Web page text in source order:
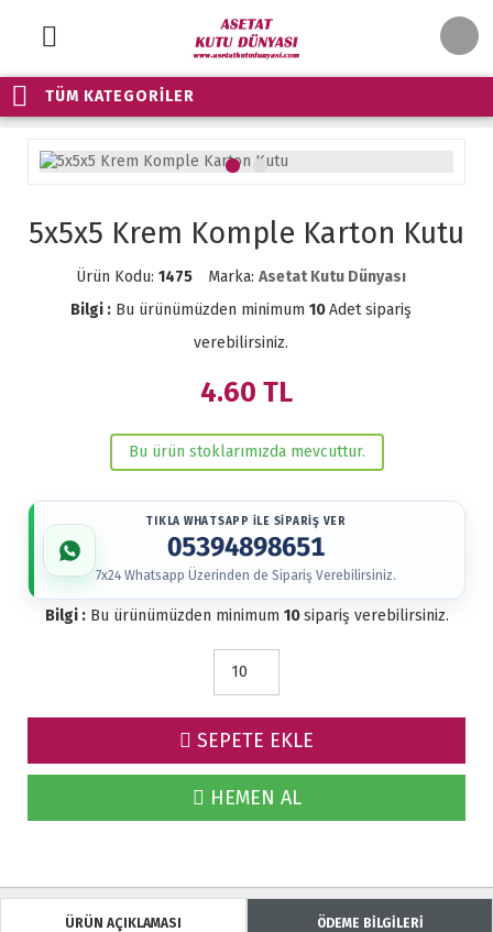
TÜM KATEGORİLER
5x5x5 Krem Komple Karton Kutu
Ürün Kodu: 1475 Marka: Asetat Kutu Dünyası
Bilgi : Bu ürünümüzden minimum 10Adet sipariş
verebilirsiniz.
4.60 TL
Bu ürün stoklarımızda mevcuttur.
TIKLA WHATSAPP İLE SİPARİŞ VER
05394898651
7x24 Whatsapp Üzerinden de Sipariş Verebilirsiniz.
Bilgi :Bu ürünümüzden minimum 10sipariş verebilirsiniz.
SEPETE EKLE
HEMEN AL
ÜRÜN AÇIKLAMASI ÖDEME BİLGİLERİ